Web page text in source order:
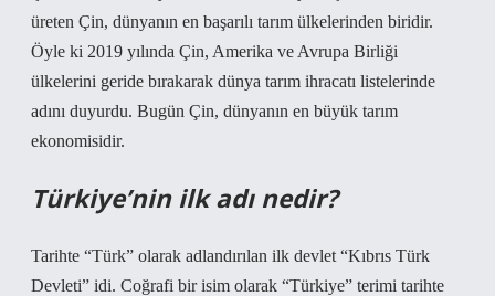
üreten Çin, dünyanın en başarılı tarım ülkelerinden biridir.
Öyle ki 2019 yılında Çin, Amerika ve Avrupa Birliği
ülkelerini geride bırakarak dünya tarım ihracatı listelerinde
adını duyurdu. Bugün Çin, dünyanın en büyük tarım
ekonomisidir.
Türkiye’nin ilk adı nedir?
Tarihte “Türk” olarak adlandırılan ilk devlet “Kıbrıs Türk
Devleti” idi. Coğrafi bir isim olarak “Türkiye” terimi tarihte